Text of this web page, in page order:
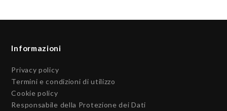
Informazioni
Privacy policy
Termini e condizioni di utilizzo
Cookie policy
Responsabile della Protezione dei Dati